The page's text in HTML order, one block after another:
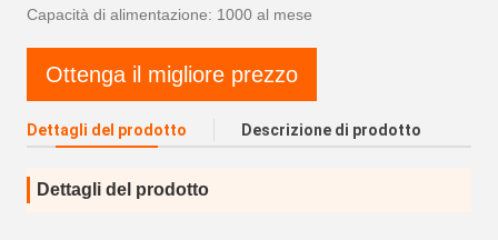
Capacità di alimentazione: 1000 al mese
Ottenga il migliore prezzo
Dettagli del prodotto Descrizione di prodotto
Dettagli del prodotto